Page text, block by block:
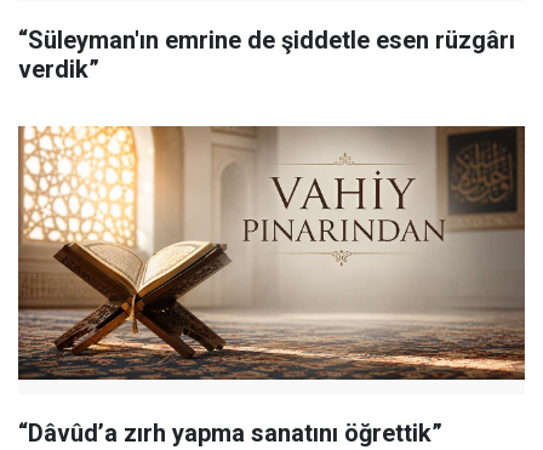
“Süleyman'ın emrine de şiddetle esen rüzgârı
verdik”
“Dâvûd’a zırh yapma sanatını öğrettik”